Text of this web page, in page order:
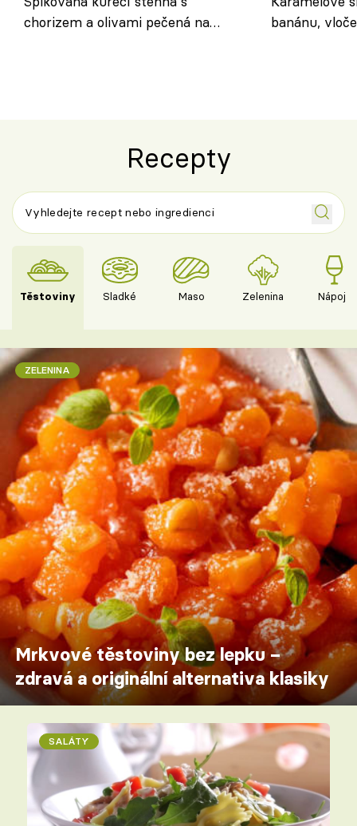
chorizem a olivami pečená na
banánu,
Recepty
Těstoviny Sladké Maso Zelenina Nápoje
ZELENINA
Mrkvové těstoviny bez lepku –
zdravá a originální alternativa klasiky
SALÁTY